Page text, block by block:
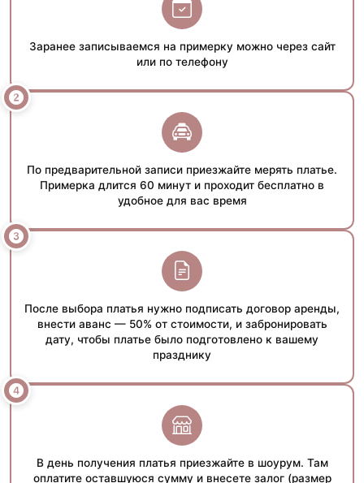
Заранее записываемся на примерку можно через сайт
или по телефону
По предварительной записи приезжайте мерять платье.
Примерка длится 60 минут и проходит бесплатно в
удобное для вас время
После выбора платья нужно подписать договор аренды,
внести аванс — 50% от стоимости, и забронировать
дату, чтобы платье было подготовлено к вашему
празднику
В день получения платья приезжайте в шоурум. Там
оплатите оставшуюся сумму и внесете залог (размер